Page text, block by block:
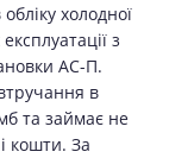
холодної
з
АС-П.
в
та займає не
кошти. За